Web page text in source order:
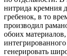
нитрида кремния
гребенок, в то
производил
обоих
генерировать